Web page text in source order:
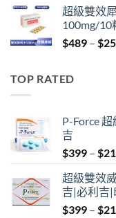
超級雙效
100mg/10
$489 – $
TOP RATED
P-Force
吉
$399 – $
超級雙效
吉|必利吉
$399 – $